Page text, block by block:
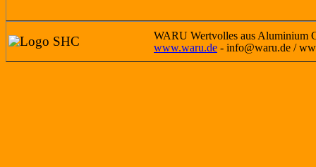
WARU Wertvolles aus Aluminium
www.waru.de - info@waru.de /